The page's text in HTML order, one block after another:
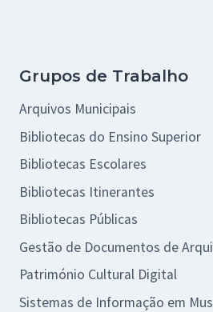
Grupos de Trabalho
Arquivos Municipais
Bibliotecas do Ensino Superior
Bibliotecas Escolares
Bibliotecas Itinerantes
Bibliotecas Públicas
Gestão de Documentos de
Património Cultural Digital
Sistemas de Informação em